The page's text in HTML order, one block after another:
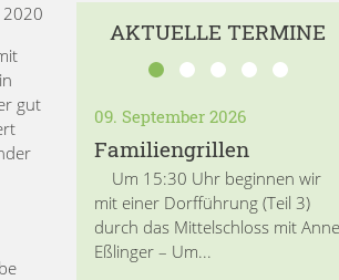
2020
gut
AKTUELLE TERMINE
09. September 2026
Familiengrillen
Um 15:30 Uhr beginnen wir
mit einer Dorfführung (Teil 3)
durch das Mittelschloss mit Anne
Eßlinger – Um...